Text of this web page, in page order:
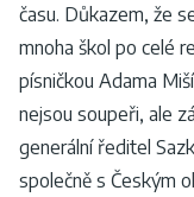
času. Důkazem, že
mnoha škol po celé
písničkou Adama
nejsou soupeři, ale
generální ředitel
společně s Českým